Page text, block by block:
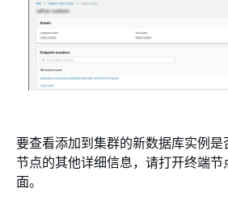
要查看添加到集群的新数据库实例
节点的其他详细信息，请打开终端节
面。